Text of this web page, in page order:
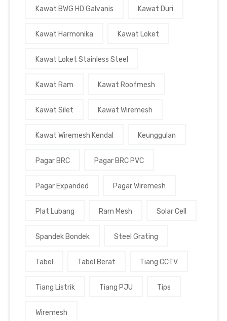
Kawat BWG HD Galvanis Kawat Duri
Kawat Harmonika Kawat Loket
Kawat Loket Stainless Steel
Kawat Ram Kawat Roofmesh
Kawat Silet Kawat Wiremesh
Kawat Wiremesh Kendal Keunggulan
Pagar BRC Pagar BRC PVC
Pagar Expanded Pagar Wiremesh
Plat Lubang Ram Mesh Solar Cell
Spandek Bondek Steel Grating
Tabel Tabel Berat Tiang CCTV
Tiang Listrik Tiang PJU Tips
Wiremesh